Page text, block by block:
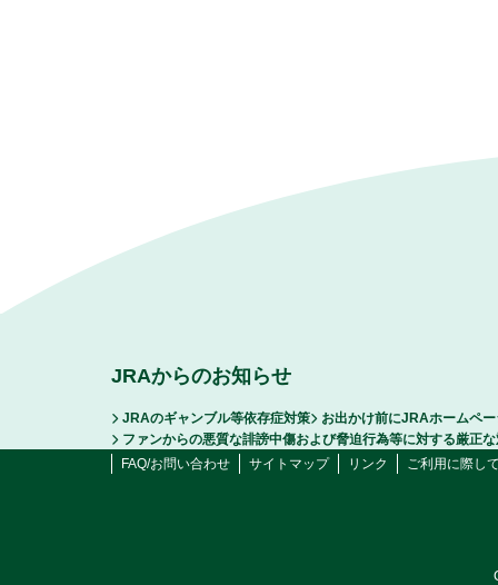
JRAからのお知らせ
JRAのギャンブル等依存症対策
お出かけ前にJRAホームペ
ファンからの悪質な誹謗中傷および脅迫行為等に対する厳正
FAQ/お問い合わせ
サイトマップ リンク ご利用に際し